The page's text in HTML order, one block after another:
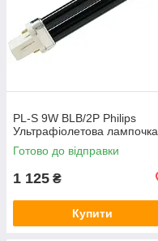
PL-S 9W BLB/2P Philips
Ультрафіолетова лампочка
Готово до відправки
1 125 ₴
Купити